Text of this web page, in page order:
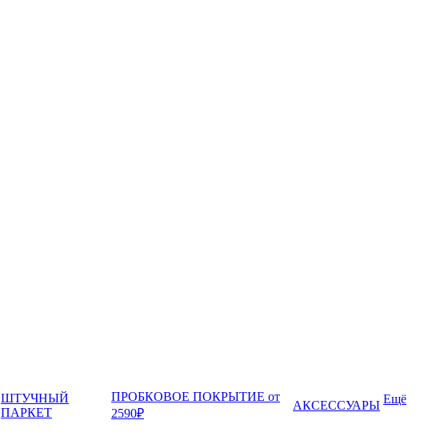
ШТУЧНЫЙ
ПАРКЕТ
ПРОБКОВОЕ ПОКРЫТИЕ от
2590₽
АКСЕССУАРЫ Ещё